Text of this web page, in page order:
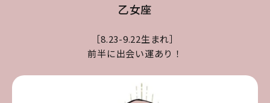
乙女座
［8.23-9.22生まれ］
前半に出会い運あり！